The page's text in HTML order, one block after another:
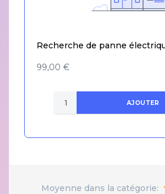
Recherche de panne
99,00 €
AJOUTER
Moyenne dans la catégorie: